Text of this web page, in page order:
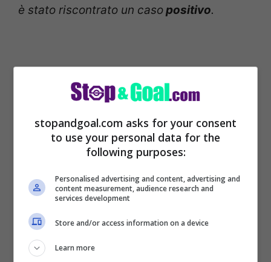
è stato riscontrato un casopositivo.
calciatore è asintomatico e sta bene. E’
stato subito messo in isolamento fiduciario
stopandgoal.com asks for your consent
to use your personal data for the
following purposes:
Personalised advertising and content, advertising and
content measurement, audience research and
services development
Store and/or access information on a device
Learn more